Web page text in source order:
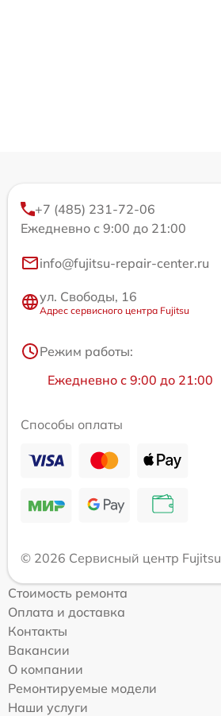
+7 (485) 231-72-06
Ежедневно с 9:00 до 21:00
info@fujitsu-repair-center.ru
ул. Свободы, 16
Адрес сервисного центра Fujitsu
Режим работы:
Ежедневно с 9:00 до 21:00
Способы оплаты
© 2026 Сервисный центр Fujitsu
Стоимость ремонта
Оплата и доставка
Контакты
Вакансии
О компании
Ремонтируемые модели
Наши услуги